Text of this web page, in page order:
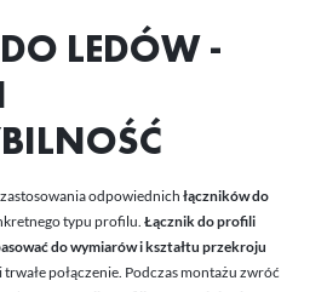
LEDÓW -
odpowiednich łączników do
typu profilu. Łącznik do profili
do wymiarów i kształtu przekroju
trwałe połączenie. Podczas montażu zwróć